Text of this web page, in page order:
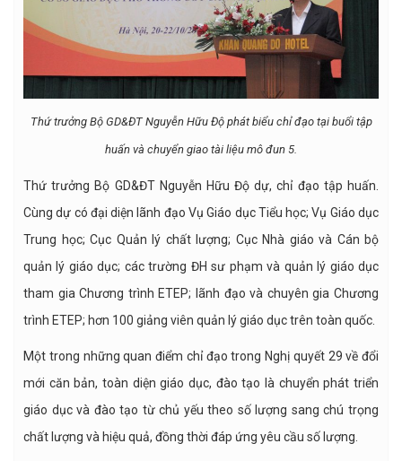
Thứ trưởng Bộ GD&ĐT Nguyễn Hữu Độ phát biểu chỉ đạo tại buổi tập
huấn và chuyển giao tài liệu mô đun 5.
Thứ trưởng Bộ GD&ĐT Nguyễn Hữu Độ dự, chỉ đạo tập huấn.
Cùng dự có đại diện lãnh đạo Vụ Giáo dục Tiểu học; Vụ Giáo dục
Trung học; Cục Quản lý chất lượng; Cục Nhà giáo và Cán bộ
quản lý giáo dục; các trường ĐH sư phạm và quản lý giáo dục
tham gia Chương trình ETEP; lãnh đạo và chuyên gia Chương
trình ETEP; hơn 100 giảng viên quản lý giáo dục trên toàn quốc.
Một trong những quan điểm chỉ đạo trong Nghị quyết 29 về đổi
mới căn bản, toàn diện giáo dục, đào tạo là chuyển phát triển
giáo dục và đào tạo từ chủ yếu theo số lượng sang chú trọng
chất lượng và hiệu quả, đồng thời đáp ứng yêu cầu số lượng.